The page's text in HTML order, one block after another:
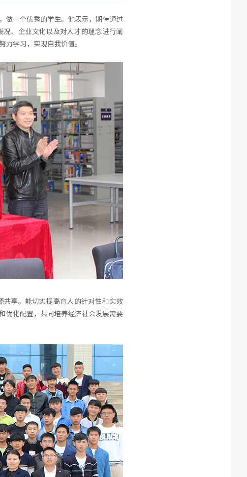
做一个优秀的学生。他表示，期待通过
、企业文化以及对人才的理念进行阐
学习，实现自我价值。
享。能切实提高育人的针对性和实效
优化配置，共同培养经济社会发展需要